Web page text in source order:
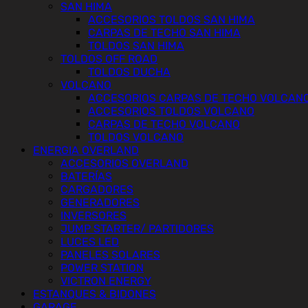
SAN HIMA
ACCESORIOS TOLDOS SAN HIMA
CARPAS DE TECHO SAN HIMA
TOLDOS SAN HIMA
TOLDOS OFF ROAD
TOLDOS DUCHA
VOLCANO
ACCESORIOS CARPAS DE TECHO
ACCESORIOS TOLDOS VOLCANO
CARPAS DE TECHO VOLCANO
TOLDOS VOLCANO
ENERGIA OVERLAND
ACCESORIOS OVERLAND
BATERÍAS
CARGADORES
GENERADORES
INVERSORES
JUMP STARTER/ PARTIDORES
LUCES LED
PANELES SOLARES
POWER STATION
VICTRON ENERGY
ESTANQUES & BIDONES